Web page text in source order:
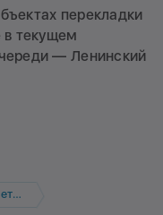
перекладки
в текущем
— Ленинский